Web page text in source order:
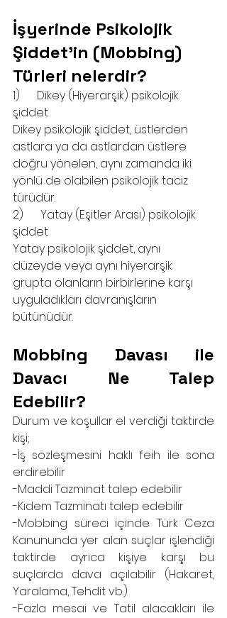
İşyerinde Psikolojik
Şiddet’in (Mobbing)
Türleri nelerdir?
1)      Dikey (Hiyerarşik) psikolojik
şiddet
Dikey psikolojik şiddet, üstlerden
astlara ya da astlardan üstlere
doğru yönelen, aynı zamanda iki
yönlü de olabilen psikolojik taciz
türüdür.
2)      Yatay (Eşitler Arası) psikolojik
şiddet
Yatay psikolojik şiddet, aynı
düzeyde veya aynı hiyerarşik
grupta olanların birbirlerine karşı
uyguladıkları davranışların
bütünüdür.
Mobbing Davası ile
Davacı Ne Talep
Edebilir?
Durum ve koşullar el verdiği taktirde
kişi;
-İş sözleşmesini haklı feih ile sona
erdirebilir
-Maddi Tazminat talep edebilir
-Kıdem Tazminatı talep edebilir
-Mobbing süreci içinde Türk Ceza
Kanununda yer alan suçlar işlendiği
taktirde ayrıca kişiye karşı bu
suçlarda dava açılabilir (Hakaret,
Yaralama, Tehdit vb.)
-Fazla mesai ve Tatil alacakları ile